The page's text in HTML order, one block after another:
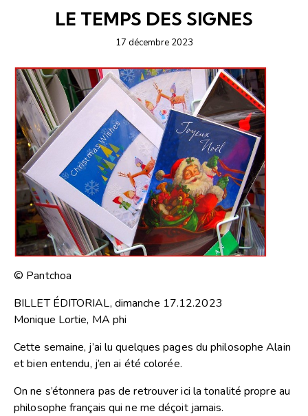
LE TEMPS DES SIGNES
17 décembre 2023
© Pantchoa
BILLET ÉDITORIAL, dimanche 17.12.2023
Monique Lortie, MA phi
Cette semaine, j’ai lu quelques pages du philosophe Alain
et bien entendu, j’en ai été colorée.
On ne s’étonnera pas de retrouver ici la tonalité propre au
philosophe français qui ne me déçoit jamais.